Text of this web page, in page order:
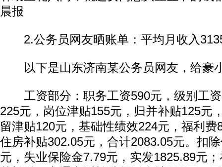
晨报
2.公务员网友晒账单：平均月收入
以下是山东济南某公务员网友，给豪
工资部分：职务工资590元，级别工资
225元，岗位津贴155元，归并补贴125元
留津贴120元，基础性绩效224元，福利费
住房补贴302.05元，合计2083.05元。扣
元，失业保险金7.79元，实发1825.89元